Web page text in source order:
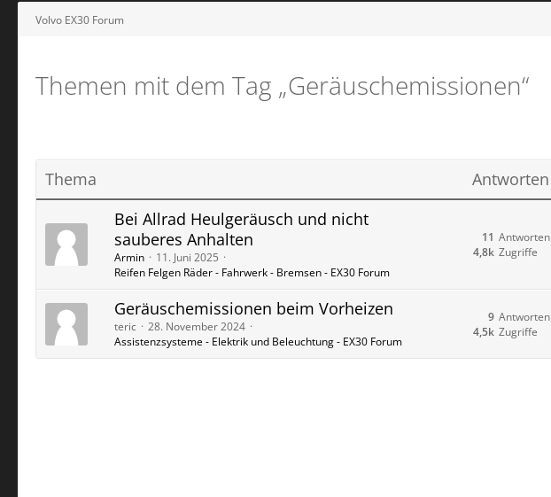
Volvo EX30 Forum
Themen mit dem Tag „Geräuschemissionen“
Thema Antworten
Bei Allrad Heulgeräusch und nicht
sauberes Anhalten
Armin
11. Juni 2025
Reifen Felgen Räder - Fahrwerk - Bremsen - EX30 Forum
Antworten
11
Zugriffe
4,8k
Geräuschemissionen beim Vorheizen
teric
28. November 2024
Assistenzsysteme - Elektrik und Beleuchtung - EX30 Forum
Antworten
9
Zugriffe
4,5k